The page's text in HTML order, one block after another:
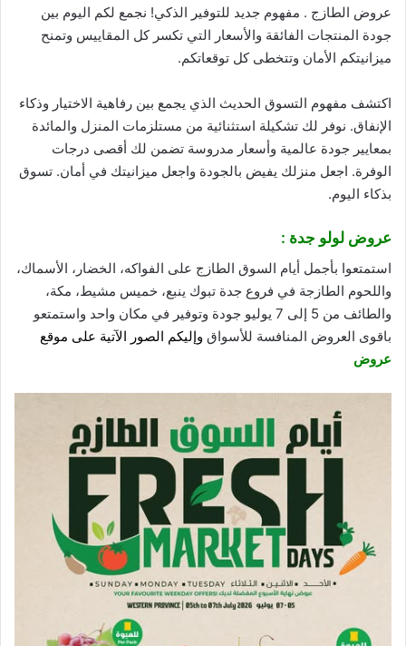
عروض الطازج . مفهوم جديد للتوفير الذكي! نجمع لكم اليوم بين
جودة المنتجات الفائقة والأسعار التي تكسر كل المقاييس وتمنح
ميزانيتكم الأمان وتتخطى كل توقعاتكم.
اكتشف مفهوم التسوق الحديث الذي يجمع بين رفاهية الاختيار وذكاء
الإنفاق. نوفر لك تشكيلة استثنائية من مستلزمات المنزل والمائدة
بمعايير جودة عالمية وأسعار مدروسة تضمن لك أقصى درجات
الوفرة. اجعل منزلك يفيض بالجودة واجعل ميزانيتك في أمان. تسوق
بذكاء اليوم.
عروض لولو جدة :
استمتعوا بأجمل أيام السوق الطازج على الفواكه، الخضار، الأسماك،
واللحوم الطازجة في فروع جدة تبوك ينبع، خميس مشيط، مكة،
والطائف من 5 إلى 7 يوليو جودة وتوفير في مكان واحد واستمتعو
باقوى العروض المنافسة للأسواق وإليكم الصور الآتية على موقع
عروض